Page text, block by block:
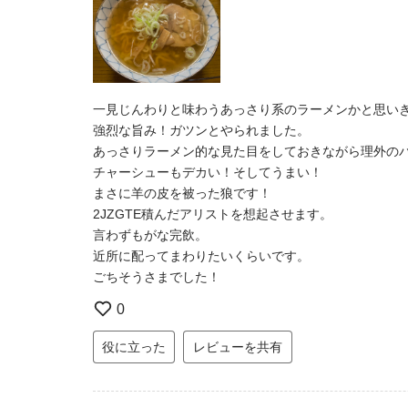
一見じんわりと味わうあっさり系のラーメンかと思い
強烈な旨み！ガツンとやられました。
あっさりラーメン的な見た目をしておきながら理外の
チャーシューもデカい！そしてうまい！
まさに羊の皮を被った狼です！
2JZGTE積んだアリストを想起させます。
言わずもがな完飲。
近所に配ってまわりたいくらいです。
ごちそうさまでした！
0
役に立った レビューを共有